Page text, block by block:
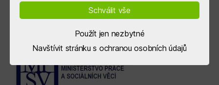
Schválit vše
Použít jen nezbytné
Navštívit stránku s ochranou osobních údajů